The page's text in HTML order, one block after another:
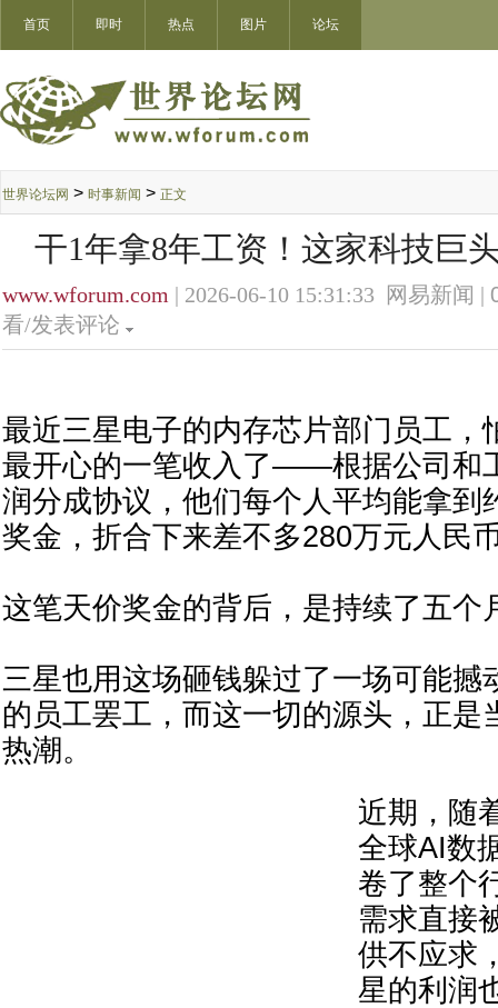
首页 即时 热点 图片 论坛
世界论坛网 > 时事新闻 > 正文
干1年拿8年工资！这家科技巨
www.wforum.com | 2026-06-10 15:31:33 网易新闻 |
看/发表评论
最近三星电子的内存芯片部门员工，
最开心的一笔收入了——根据公司和
润分成协议，他们每个人平均能拿到
奖金，折合下来差不多280万元人民
这笔天价奖金的背后，是持续了五个
三星也用这场砸钱躲过了一场可能撼
的员工罢工，而这一切的源头，正是
热潮。
近期，随
全球AI数
卷了整个
需求直接
供不应求
星的利润